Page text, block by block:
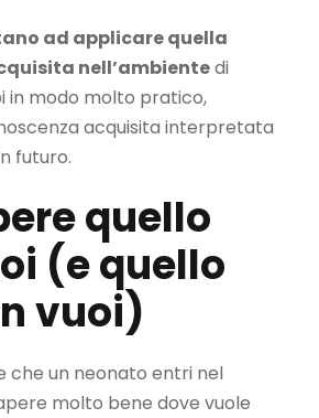
ad applicare quella
nell’ambientedi
in modo molto pratico,
acquisita interpretata
futuro.
quello
(e quello
vuoi)
che un neonato entri nel
molto bene dove vuole